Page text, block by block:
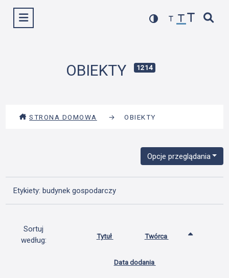
Wyświetl menu
OBIEKTY 1214
STRONA DOMOWA → OBIEKTY
Opcje przeglądania
Etykiety: budynek gospodarczy
Sortuj
według:
Tytuł Twórca
Data dodania